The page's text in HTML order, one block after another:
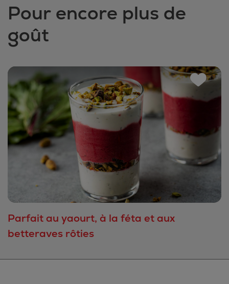
Pour encore plus de
goût
Parfait au yaourt, à la féta et aux
betteraves rôties